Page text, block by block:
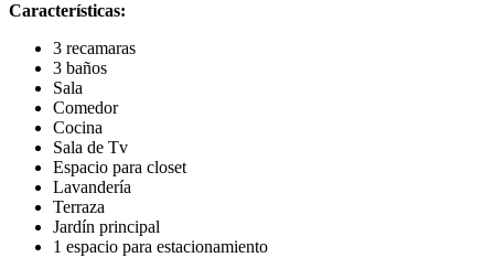
Características:
3 recamaras
3 baños
Sala
Comedor
Cocina
Sala de Tv
Espacio para closet
Lavandería
Terraza
Jardín principal
1 espacio para estacionamiento